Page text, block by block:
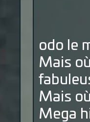
odo le
Mais
Mais
Mega